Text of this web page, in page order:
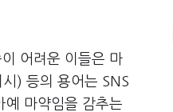
어려운 이들은 마
) 등의 용어는 SNS
예 마약임을 감추는